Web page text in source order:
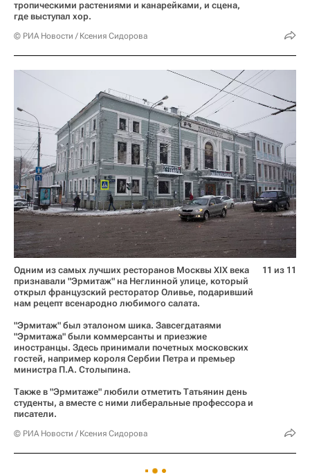
тропическими растениями и канарейками, и сцена,
где выступал хор.
© РИА Новости / Ксения Сидорова
Одним из самых лучших ресторанов Москвы XIX века
признавали "Эрмитаж" на Неглинной улице, который
открыл французский ресторатор Оливье, подаривший
нам рецепт всенародно любимого салата.
"Эрмитаж" был эталоном шика. Завсегдатаями
"Эрмитажа" были коммерсанты и приезжие
иностранцы. Здесь принимали почетных московских
гостей, например короля Сербии Петра и премьер
министра П.А. Столыпина.
Также в "Эрмитаже" любили отметить Татьянин день
студенты, а вместе с ними либеральные профессора и
писатели.
© РИА Новости / Ксения Сидорова
11 из 11